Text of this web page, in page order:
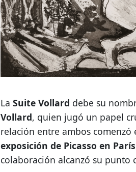
La Suite Vollard debe su
Vollard, quien jugó un papel
relación entre ambos comenzó
exposición de Picasso en París
colaboración alcanzó su punto